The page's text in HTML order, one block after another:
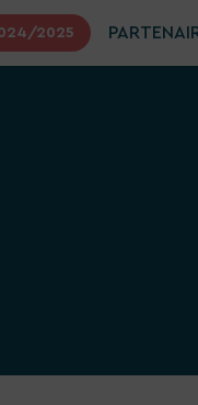
2025